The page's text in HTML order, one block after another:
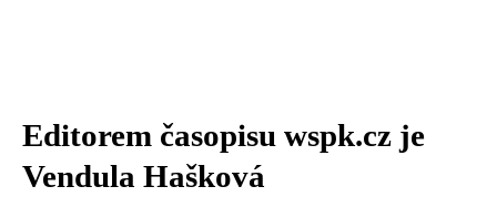
Editorem časopisu wspk.cz je
Vendula Hašková